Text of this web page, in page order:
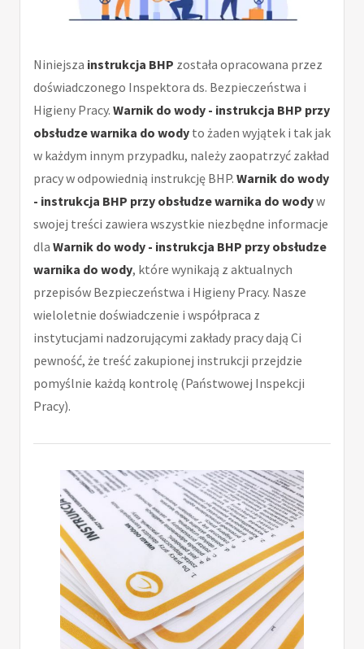
Niniejsza instrukcja BHP została opracowana przez
doświadczonego Inspektora ds. Bezpieczeństwa i
Higieny Pracy. Warnik do wody - instrukcja BHP przy
obsłudze warnika do wody to żaden wyjątek i tak jak
w każdym innym przypadku, należy zaopatrzyć zakład
pracy w odpowiednią instrukcję BHP. Warnik do wody
- instrukcja BHP przy obsłudze warnika do wodyw
swojej treści zawiera wszystkie niezbędne informacje
dla Warnik do wody - instrukcja BHP przy obsłudze
warnika do wody, które wynikają z aktualnych
przepisów Bezpieczeństwa i Higieny Pracy. Nasze
wieloletnie doświadczenie i współpraca z
instytucjami nadzorującymi zakłady pracy dają Ci
pewność, że treść zakupionej instrukcji przejdzie
pomyślnie każdą kontrolę (Państwowej Inspekcji
Pracy).